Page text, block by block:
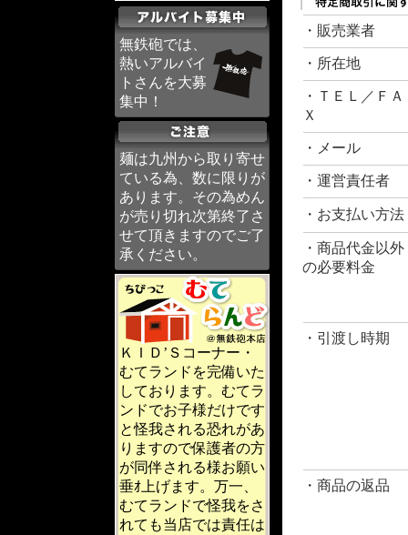
無鉄砲では、
熱いアルバイ
トさんを大募
集中！
麺は九州から取り寄せ
ている為、数に限りが
あります。その為めん
が売り切れ次第終了さ
せて頂きますのでご了
承ください。
ＫＩＤ’Ｓコーナー・
むてランドを完備いた
しております。むてラ
ンドでお子様だけです
と怪我される恐れがあ
りますので保護者の方
が同伴される様お願い
垂ｵ上げます。万一、
むてランドで怪我をさ
れても当店では責任は
・販売業者
・所在地
・ＴＥＬ／ＦＡ
Ｘ
・メール
・運営責任者
・お支払い方法
・商品代金以外
の必要料金
・引渡し時期
・商品の返品